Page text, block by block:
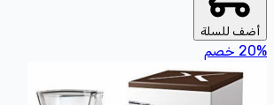
أضف للسلة
20% خصم